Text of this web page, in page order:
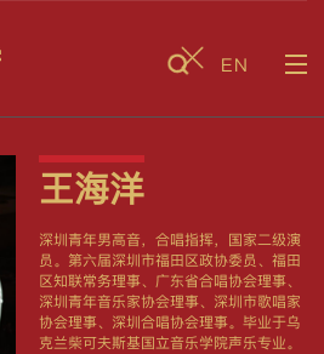
EN
王海洋
深圳青年男高音，合唱指挥，国家二级演
员。第六届深圳市福田区政协委员、福田
区知联常务理事、广东省合唱协会理事、
深圳青年音乐家协会理事、深圳市歌唱家
协会理事、深圳合唱协会理事。毕业于乌
克兰柴可夫斯基国立音乐学院声乐专业。